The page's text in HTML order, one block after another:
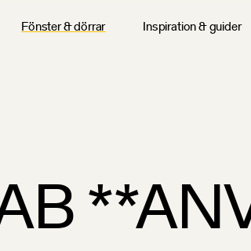
Fönster & dörrar Inspiration & guider